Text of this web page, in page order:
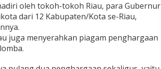
oleh tokoh-tokoh Riau, para Gubernur
dari 12 Kabupaten/Kota se-Riau,
juga menyerahkan piagam penghargaan